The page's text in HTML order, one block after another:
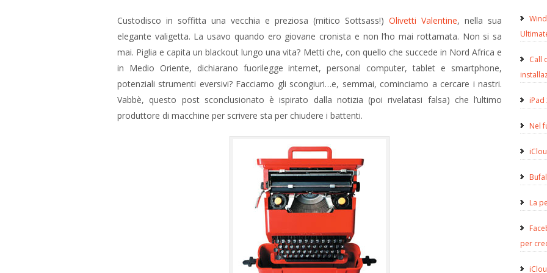
Call
Nel
La
per
Custodisco in soffitta una vecchia e preziosa (mitico Sottsass!) Olivetti Valentine, nella sua
elegante valigetta. La usavo quando ero giovane cronista e non l’ho mai rottamata. Non si sa
mai. Piglia e capita un blackout lungo una vita? Metti che, con quello che succede in Nord Africa e
in Medio Oriente, dichiarano fuorilegge internet, personal computer, tablet e smartphone,
potenziali strumenti eversivi? Facciamo gli scongiuri…e, semmai, cominciamo a cercare i nastri.
Vabbè, questo post sconclusionato è ispirato dalla notizia (poi rivelatasi falsa) che l’ultimo
produttore di macchine per scrivere sta per chiudere i battenti.